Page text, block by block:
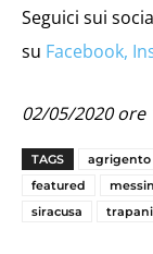
Seguici sui
su Facebook,
02/05/2020 ore
TAGS agrigento
featured
siracusa
trapani